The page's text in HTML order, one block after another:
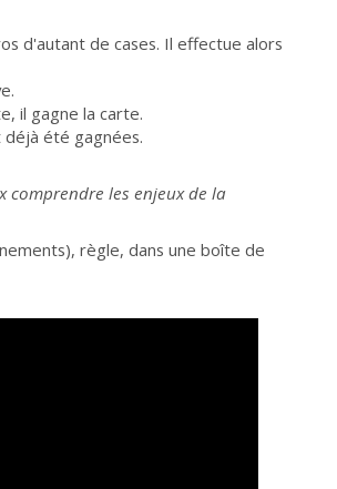
d'autant de cases. Il effectue alors
il gagne la carte.
déjà été gagnées.
comprendre les enjeux de la
règle, dans une boîte de